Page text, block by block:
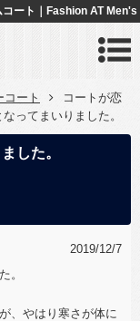
ート｜Fashion AT Men's
コート
コートが恋
ってまいりました。
した。
2019/12/7
。
、やはり寒さが体に